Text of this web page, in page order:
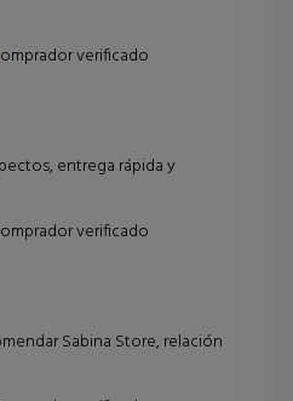
verificado
entrega rápida y
verificado
Sabina Store, relación